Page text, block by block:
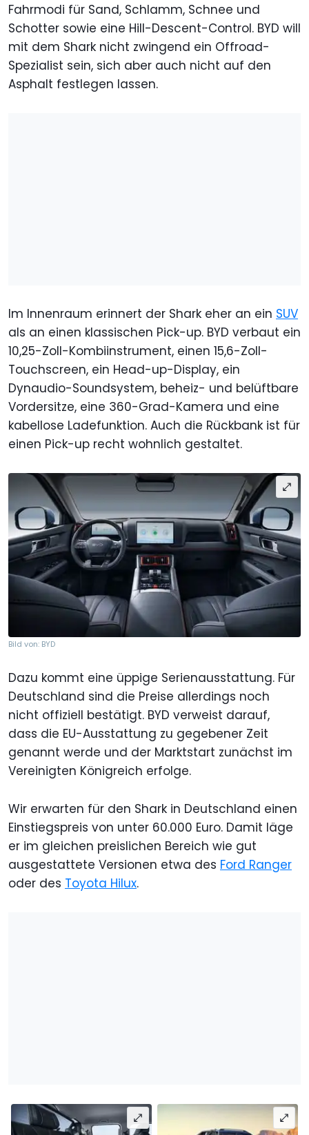
Fahrmodi für Sand, Schlamm, Schnee und
Schotter sowie eine Hill-Descent-Control. BYD will
mit dem Shark nicht zwingend ein Offroad-
Spezialist sein, sich aber auch nicht auf den
Asphalt festlegen lassen.
Im Innenraum erinnert der Shark eher an ein SUV
als an einen klassischen Pick-up. BYD verbaut ein
10,25-Zoll-Kombiinstrument, einen 15,6-Zoll-
Touchscreen, ein Head-up-Display, ein
Dynaudio-Soundsystem, beheiz- und belüftbare
Vordersitze, eine 360-Grad-Kamera und eine
kabellose Ladefunktion. Auch die Rückbank ist für
einen Pick-up recht wohnlich gestaltet.
Bild von: BYD
Dazu kommt eine üppige Serienausstattung. Für
Deutschland sind die Preise allerdings noch
nicht offiziell bestätigt. BYD verweist darauf,
dass die EU-Ausstattung zu gegebener Zeit
genannt werde und der Marktstart zunächst im
Vereinigten Königreich erfolge.
Wir erwarten für den Shark in Deutschland einen
Einstiegspreis von unter 60.000 Euro. Damit läge
er im gleichen preislichen Bereich wie gut
ausgestattete Versionen etwa des Ford Ranger
oder des Toyota Hilux.